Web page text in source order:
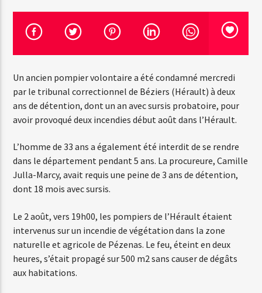
07:00 22:00
Web-Radio-Le-Mosquitos
Web-Radio-Années 70
Un ancien pompier volontaire a été condamné mercredi
par le tribunal correctionnel de Béziers (Hérault) à deux
ans de détention, dont un an avec sursis probatoire, pour
avoir provoqué deux incendies début août dans l’Hérault.
L’homme de 33 ans a également été interdit de se rendre
dans le département pendant 5 ans. La procureure, Camille
Julla-Marcy, avait requis une peine de 3 ans de détention,
dont 18 mois avec sursis.
Le 2 août, vers 19h00, les pompiers de l’Hérault étaient
intervenus sur un incendie de végétation dans la zone
naturelle et agricole de Pézenas. Le feu, éteint en deux
heures, s’était propagé sur 500 m2 sans causer de dégâts
aux habitations.